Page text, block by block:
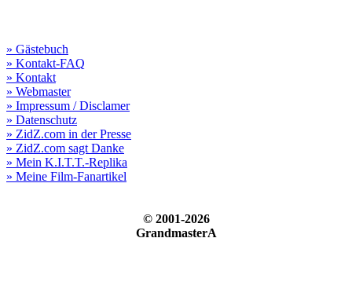
» Gästebuch
» Kontakt-FAQ
» Kontakt
» Webmaster
» Impressum / Disclamer
» Datenschutz
» ZidZ.com in der Presse
» ZidZ.com sagt Danke
» Mein K.I.T.T.-Replika
» Meine Film-Fanartikel
© 2001-2026
GrandmasterA